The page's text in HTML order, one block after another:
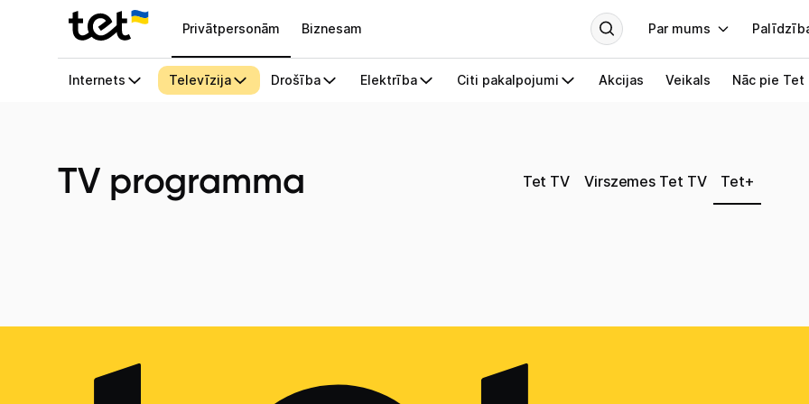
Privātpersonām Biznesam
TV programma Tet TV Virszemes Tet TV Tet+